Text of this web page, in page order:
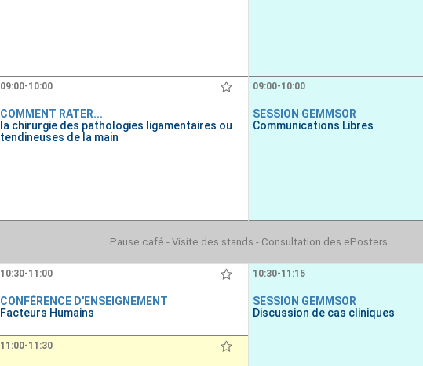
09:00-10:00
COMMENT RATER...
la chirurgie des pathologies ligamentaires ou
tendineuses de la main
09:00-10:00
SESSION GEMMSOR
Communications Libres
Pause café - Visite des stands - Consultation des ePosters
10:30-11:00
CONFÉRENCE D'ENSEIGNEMENT
Facteurs Humains
10:30-11:15
SESSION GEMMSOR
Discussion de cas cliniques
11:00-11:30